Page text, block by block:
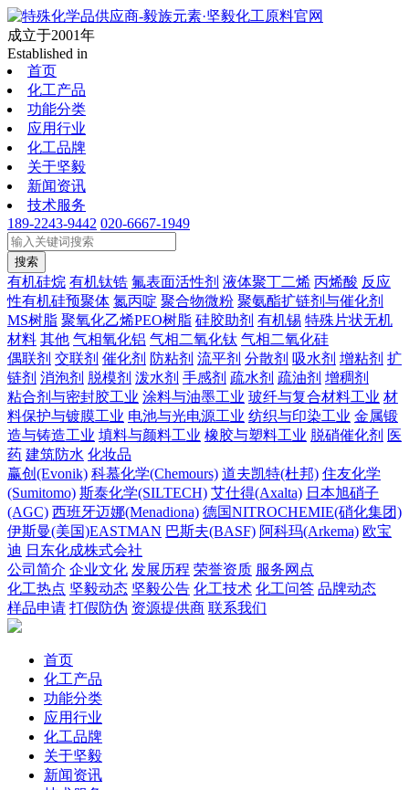
成立于2001年
Established in
首页
化工产品
功能分类
应用行业
化工品牌
关于坚毅
新闻资讯
技术服务
189-2243-9442 020-6667-1949
搜索
有机硅烷 有机钛锆 氟表面活性剂 液体聚丁二烯 丙烯酸 反应
性有机硅预聚体 氮丙啶 聚合物微粉 聚氨酯扩链剂与催化剂
MS树脂 聚氧化乙烯PEO树脂 硅胶助剂 有机锡 特殊片状无机
材料 其他 气相氧化铝 气相二氧化钛 气相二氧化硅
偶联剂 交联剂 催化剂 防粘剂 流平剂 分散剂 吸水剂 增粘剂 扩
链剂 消泡剂 脱模剂 泼水剂 手感剂 疏水剂 疏油剂 增稠剂
粘合剂与密封胶工业 涂料与油墨工业 玻纤与复合材料工业 材
料保护与镀膜工业 电池与光电源工业 纺织与印染工业 金属锻
造与铸造工业 填料与颜料工业 橡胶与塑料工业 脱硝催化剂 医
药 建筑防水 化妆品
赢创(Evonik) 科慕化学(Chemours) 道夫凯特(杜邦) 住友化学
(Sumitomo) 斯泰化学(SILTECH) 艾仕得(Axalta) 日本旭硝子
(AGC) 西班牙迈娜(Menadiona) 德国NITROCHEMIE(硝化集团)
伊斯曼(美国)EASTMAN 巴斯夫(BASF) 阿科玛(Arkema) 欧宝
迪 日东化成株式会社
公司简介 企业文化 发展历程 荣誉资质 服务网点
化工热点 坚毅动态 坚毅公告 化工技术 化工问答 品牌动态
样品申请 打假防伪 资源提供商 联系我们
首页
化工产品
功能分类
应用行业
化工品牌
关于坚毅
新闻资讯